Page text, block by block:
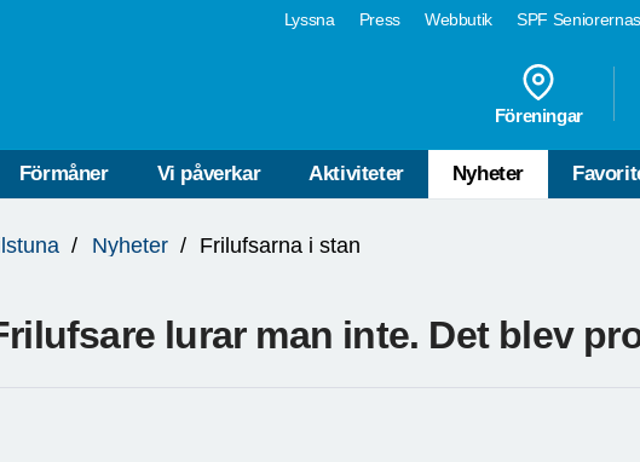
Lyssna Press Webbutik SPF
Föreningar
Förmåner Vi påverkar Aktiviteter Nyheter
Nyheter Frilufsarna i stan
lurar man inte. Det blev